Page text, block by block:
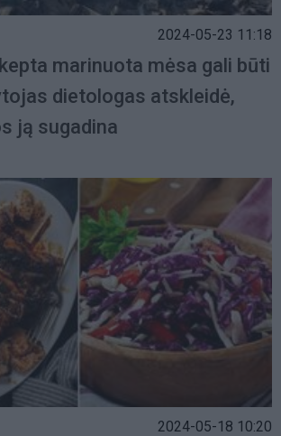
2024-05-23 11:18
marinuota mėsa gali būti
dietologas atskleidė,
ją sugadina
2024-05-18 10:20